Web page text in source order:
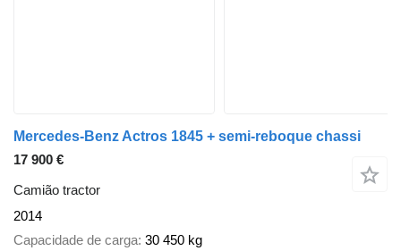
Mercedes-Benz Actros 1845 + semi-reboque chassi
17 900 €
Camião tractor
2014
Capacidade de carga 30 450 kg